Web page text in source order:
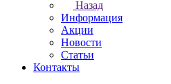
Назад
Информация
Акции
Новости
Статьи
Контакты